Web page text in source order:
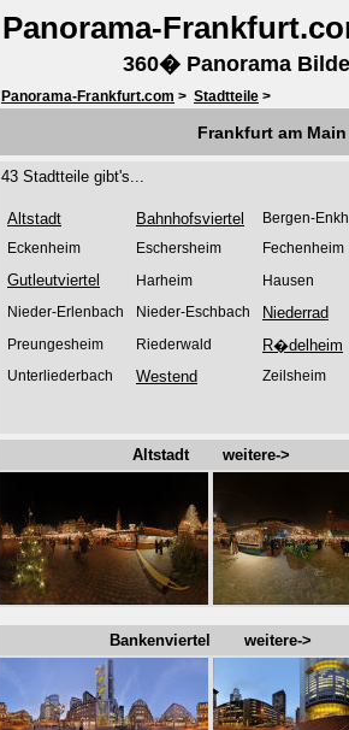
Panorama-
360� Panorama
Panorama-Frankfurt.com > Stadtteile >
Frankfurt am
43 Stadtteile gibt's...
Altstadt Bahnhofsviertel
Bergen-
Eckenheim
Eschersheim Fechenheim
Gutleutviertel Harheim
Hausen
Nieder-Erlenbach
Nieder-Eschbach Niederrad
Preungesheim Riederwald R�delheim
Unterliederbach Westend Zeilsheim
Altstadt weitere->
Bankenviertel weitere->